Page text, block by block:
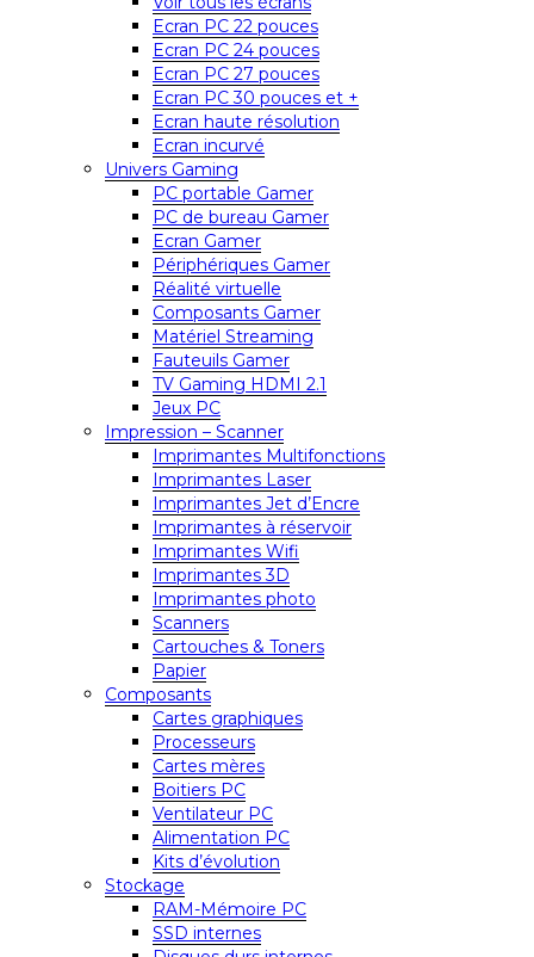
Ecran PC 22 pouces
Ecran PC 24 pouces
Ecran PC 27 pouces
Ecran PC 30 pouces et +
Ecran haute résolution
Ecran incurvé
Univers Gaming
PC portable Gamer
PC de bureau Gamer
Ecran Gamer
Périphériques Gamer
Réalité virtuelle
Composants Gamer
Matériel Streaming
Fauteuils Gamer
TV Gaming HDMI 2.1
Jeux PC
Impression – Scanner
Imprimantes Multifonctions
Imprimantes Laser
Imprimantes Jet d’Encre
Imprimantes à réservoir
Imprimantes Wifi
Imprimantes 3D
Imprimantes photo
Scanners
Cartouches & Toners
Papier
Composants
Cartes graphiques
Processeurs
Cartes mères
Boitiers PC
Ventilateur PC
Alimentation PC
Kits d’évolution
Stockage
RAM-Mémoire PC
SSD internes